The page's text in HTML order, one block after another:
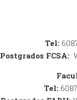
Tel:
Postgrados FCSA:
Tel: